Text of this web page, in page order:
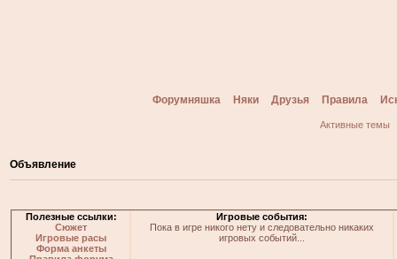
Форумняшка Няки Друзья Правила
Активные темы
Объявление
Полезные ссылки:
Сюжет
Игровые расы
Форма анкеты
Игровые события:
Пока в игре никого нету и следовательно никаких
игровых событий...